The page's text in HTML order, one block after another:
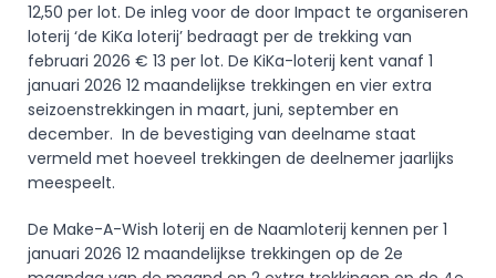
12,50 per lot. De inleg voor de door Impact te organiseren
loterij ‘de KiKa loterij’ bedraagt per de trekking van
februari 2026 € 13 per lot. De KiKa-loterij kent vanaf 1
januari 2026 12 maandelijkse trekkingen en vier extra
seizoenstrekkingen in maart, juni, september en
december.  In de bevestiging van deelname staat
vermeld met hoeveel trekkingen de deelnemer jaarlijks
meespeelt.
De Make-A-Wish loterij en de Naamloterij kennen per 1
januari 2026 12 maandelijkse trekkingen op de 2e